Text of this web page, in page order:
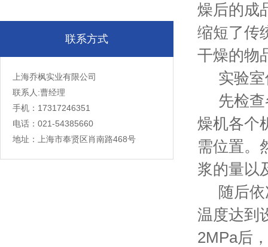
联系方式
上海乔枫实业有限公司
联系人:曹经理
手机：17317246351
电话：021-54385660
地址：上海市奉贤区肖南路468号
燥后的成
缩短了传
干燥的物
实验室
先检查
燥机各个
需位置。
浆的量以
随后依
温度达到
2MPa后